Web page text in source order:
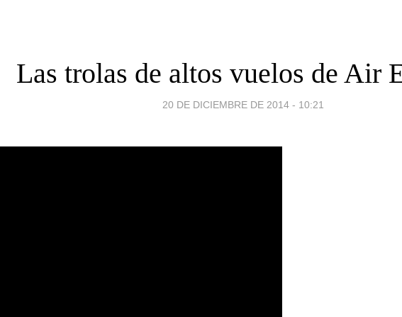
Las trolas de altos vuelos de Air
20 DE DICIEMBRE DE 2014 - 10:21